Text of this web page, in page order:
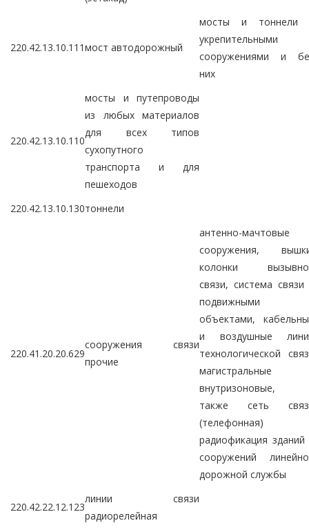
220.42.13.10.111мост автодорожный
мосты и тоннели
укрепительными
сооружениями и
них
220.42.13.10.110
мосты и путепроводы
из любых материалов
для всех типов
сухопутного
транспорта и для
пешеходов
220.42.13.10.130тоннели
220.41.20.20.629
сооружения связи
прочие
антенно-мачтовые
сооружения,
колонки
связи, система связи
подвижными
объектами,
и воздушные
технологической
магистральные
внутризоновые,
также сеть
(телефонная)
радиофикация зданий
сооружений
дорожной службы
220.42.22.12.123
линии связи
радиорелейная